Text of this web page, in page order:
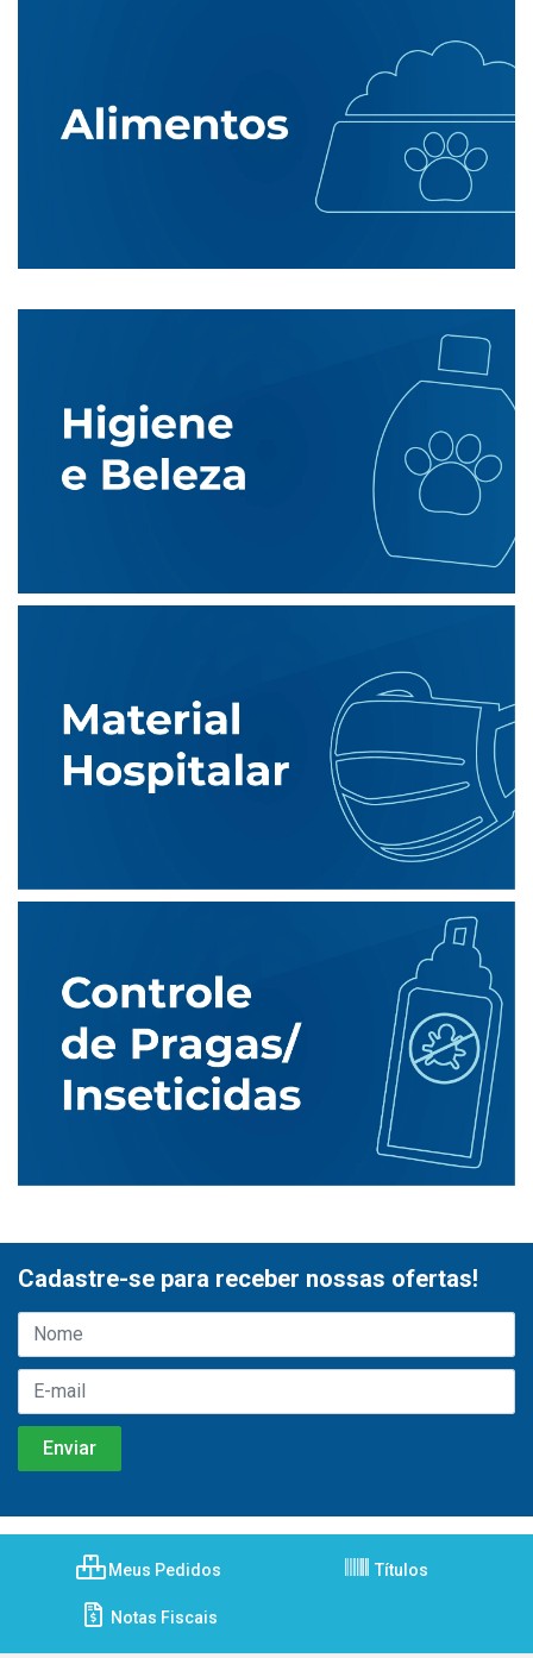
Cadastre-se para receber nossas ofertas!
Meus Pedidos Títulos
Notas Fiscais